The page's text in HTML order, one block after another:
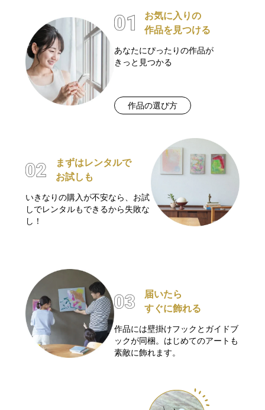
お気に入りの
作品を見つける
あなたにぴったりの作品が
きっと見つかる
作品の選び方
まずはレンタルで
お試しも
いきなりの購入が不安なら、お試
しでレンタルもできるから失敗な
し！
届いたら
すぐに飾れる
作品には壁掛けフックとガイドブ
ックが同梱。はじめてのアートも
素敵に飾れます。